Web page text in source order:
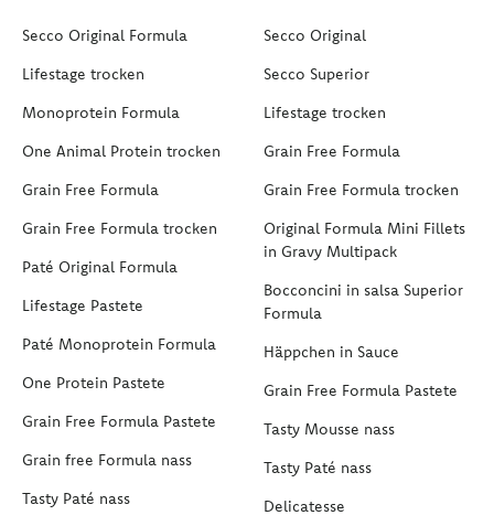
Secco Original Formula
Lifestage trocken
Monoprotein Formula
One Animal Protein trocken
Grain Free Formula
Grain Free Formula trocken
Paté Original Formula
Lifestage Pastete
Paté Monoprotein Formula
One Protein Pastete
Grain Free Formula Pastete
Grain free Formula nass
Tasty Paté nass
Secco Original
Secco Superior
Lifestage trocken
Grain Free Formula
Grain Free Formula trocken
Original Formula Mini Fillets
in Gravy Multipack
Bocconcini in salsa Superior
Formula
Häppchen in Sauce
Grain Free Formula Pastete
Tasty Mousse nass
Tasty Paté nass
Delicatesse